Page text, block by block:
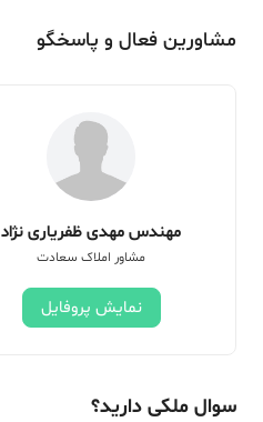
مشاورین فعال و پاسخگو
مهندس مهدی ظفریاری نژاد
مشاور املاک سعادت
نمایش پروفایل
سوال ملکی دارید؟